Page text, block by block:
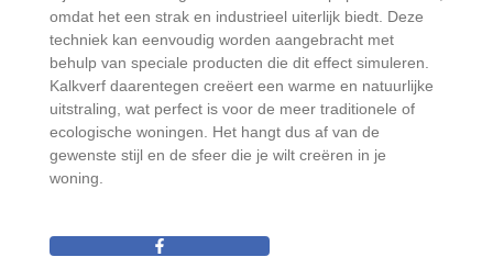
omdat het een strak en industrieel uiterlijk biedt. Deze
techniek kan eenvoudig worden aangebracht met
behulp van speciale producten die dit effect simuleren.
Kalkverf daarentegen creëert een warme en natuurlijke
uitstraling, wat perfect is voor de meer traditionele of
ecologische woningen. Het hangt dus af van de
gewenste stijl en de sfeer die je wilt creëren in je
woning.